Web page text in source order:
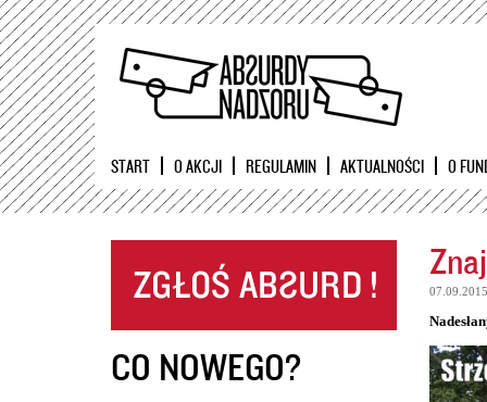
START O AKCJI REGULAMIN AKTUALNOŚCI O
CO NOWEGO?
07.09.2015